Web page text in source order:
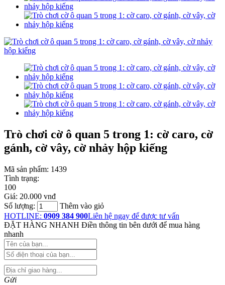
Trò chơi cờ ô quan 5 trong 1: cờ caro, cờ
gánh, cờ vây, cờ nhảy hộp kiếng
Mã sản phẩm: 1439
Tình trạng:
100
Giá: 20.000 vnđ
Số lượng:
Thêm vào giỏ
HOTLINE: 0909 384 900Liên hệ ngay để được tư vấn
ĐẶT HÀNG NHANH Điền thông tin bên dưới để mua hàng
nhanh
Gửi